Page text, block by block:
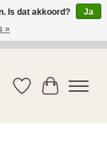
verzending > 75 euro (2
Verlanglijst
Is dat akkoord?
Ja
»